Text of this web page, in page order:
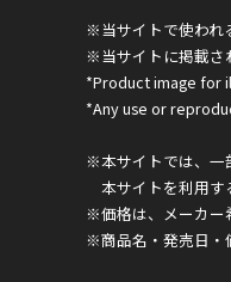
※当サイトで使われ
※当サイトに掲載さ
*Product image for
*Any use or
※本サイトでは、一
本サイトを利用す
※価格は、メーカー
※商品名・発売日・